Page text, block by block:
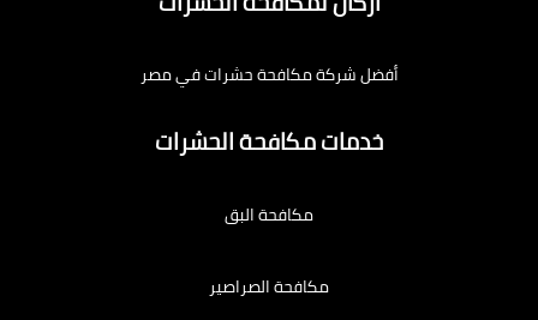
أفضل شركة مكافحة حشرات في مصر
خدمات مكافحة الحشرات
مكافحة البق
مكافحة الصراصير